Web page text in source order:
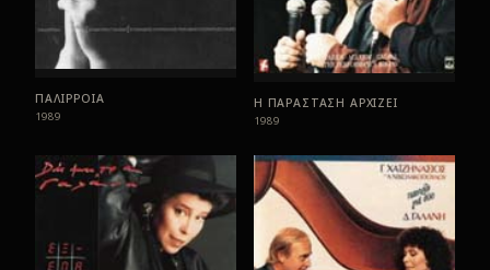
ΠΑΛΙΡΡΟΙΑ
1989
Η ΠΑΡΑΣΤΑΣΗ ΑΡΧΙΖΕΙ
1989